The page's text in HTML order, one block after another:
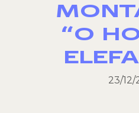
“O
23/12/